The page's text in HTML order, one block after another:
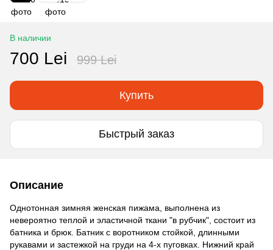
В наличии
700 Lei 999 Lei
Купить
Быстрый заказ
Описание
Однотонная зимняя женская пижама, выполнена из
невероятно теплой и эластичной ткани "в рубчик", состоит из
батника и брюк. Батник с воротником стойкой, длинными
рукавами и застежкой на груди на 4-х пуговках. Нижний край